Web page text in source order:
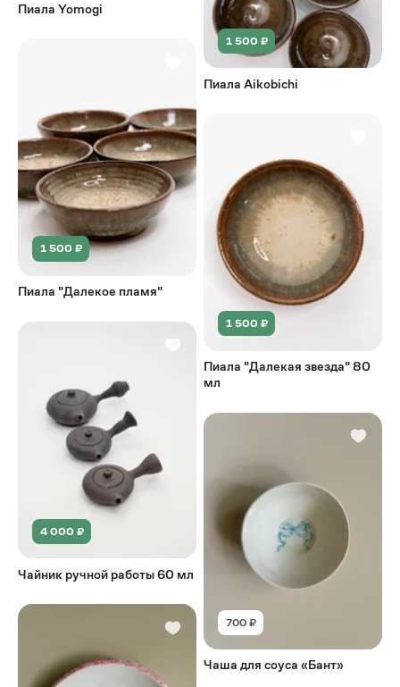
Пиала Yomogi
1 500 ₽
Пиала "Далекое пламя"
4 000 ₽
Чайник ручной работы 60 мл
1 500 ₽
Пиала Aikobichi
1 500 ₽
Пиала "Далекая звезда" 80
мл
700 ₽
Чаша для соуса «Бант»